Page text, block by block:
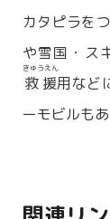
カタピラを
や雪国・ス
救援
きゅうえん
用など
ーモビルも